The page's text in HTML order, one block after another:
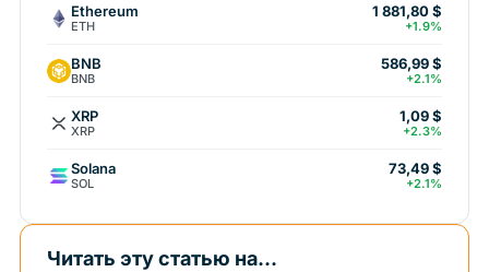
Ethereum
ETH
1 881,80 $
+1.9%
BNB
BNB
586,99 $
+2.1%
XRP
XRP
1,09 $
+2.3%
Solana
SOL
73,49 $
+2.1%
Читать эту статью на...